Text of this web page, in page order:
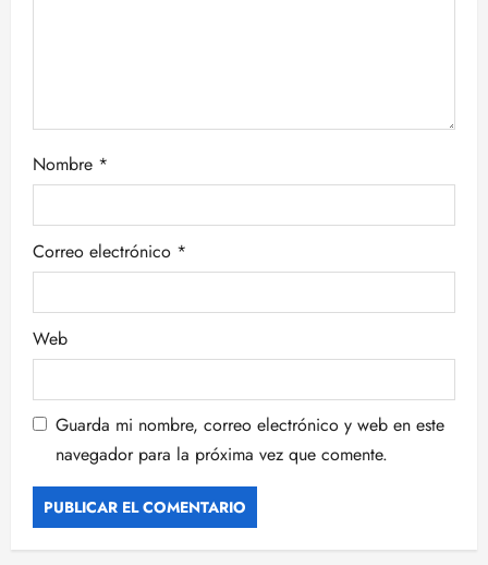
t
r
a
d
a
Nombre *
Correo electrónico *
Web
Guarda mi nombre, correo electrónico y web en este
navegador para la próxima vez que comente.